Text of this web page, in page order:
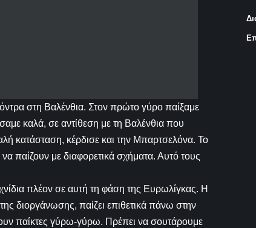
στη Βαλένθια. Στον πρώτο γύρο παίξαμε
καλά, σε αντίθεση με τη Βαλένθια που
κατάσταση, κέρδισε και την Μπαρτσελόνα. Το
να παίζουν με διαφορετικά σχήματα. Αυτό τους
πλέον σε αυτή τη φάση της Ευρωλίγκας. Η
της διοργάνωσης, παίζει επιθετικά πάνω στην
παίκτες γύρω-γύρω. Πρέπει να σουτάρουμε